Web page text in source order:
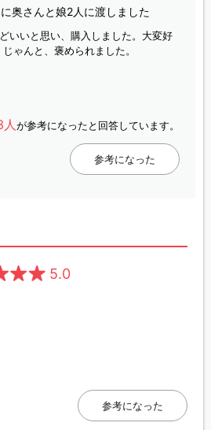
奥さんと娘2人に渡しました
いいと思い、購入しました。大変好
ゃんと、褒められました。
人が参考になったと回答しています。
参考になった
5.0
参考になった